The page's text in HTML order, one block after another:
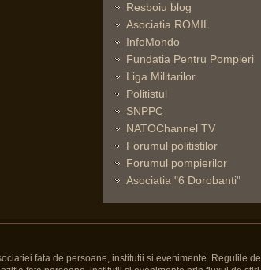
Resboiu blog
Asociatia ROMIL
InfoMondo
Fundatia Pentru Pompieri
Liga Militarilor
Politistul
SNPPC
NATOChannel TV
Forumul politistilor
Forumul pompierilor
Asociatia "6 Dorobanti"
fata de persoane, institutii si evenimente. Regulile de